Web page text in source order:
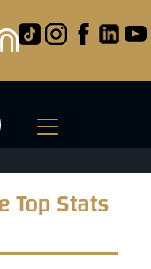
Top Stats